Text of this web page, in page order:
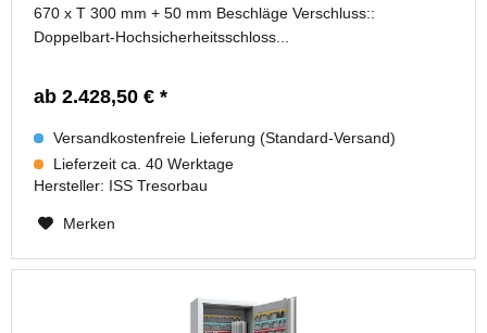
670 x T 300 mm + 50 mm Beschläge Verschluss::
Doppelbart-Hochsicherheitsschloss...
ab 2.428,50 € *
Versandkostenfreie Lieferung (Standard-Versand)
Lieferzeit ca. 40 Werktage
Hersteller: ISS Tresorbau
Merken